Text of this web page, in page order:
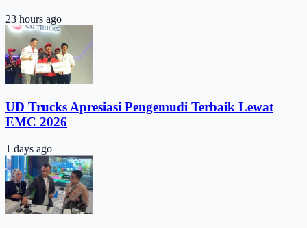
23 hours ago
UD Trucks Apresiasi Pengemudi Terbaik Lewat
EMC 2026
1 days ago